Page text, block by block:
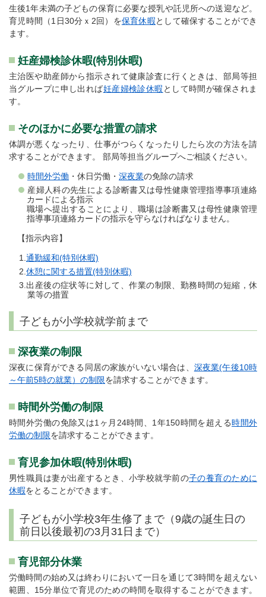
生後1年未満の子どもの保育に必要な授乳や託児所への送迎など。
育児時間（1日30分ｘ2回）を保育休暇として確保することができ
ます。
妊産婦検診休暇(特別休暇)
主治医や助産師から指示されて健康診査に行くときは、部局等担
当グループに申し出れば妊産婦検診休暇 として時間が確保されま
す。
そのほかに必要な措置の請求
体調が悪くなったり、仕事がつらくなったりしたら次の方法を請
求することができます。 部局等担当グループへご相談ください。
時間外労働 ・休日労働・ 深夜業の免除の請求
産婦人科の先生による診断書又は母性健康管理指導事項連絡
カードによる指示
職場へ提出することにより、職場は診断書又は母性健康管理
指導事項連絡カードの指示を守らなければなりません。
【指示内容】
通勤緩和(特別休暇)
休憩に関する措置(特別休暇)
出産後の症状等に対して、作業の制限、勤務時間の短縮，休
業等の措置
子どもが小学校就学前まで
深夜業の制限
深夜に保育ができる同居の家族がいない場合は、 深夜業(午後10時
～午前5時の就業）の制限を請求することができます。
時間外労働の制限
時間外労働の免除又は1ヶ月24時間、1年150時間を超える時間外
労働の制限を請求することができます。
育児参加休暇(特別休暇)
男性職員は妻が出産するとき、小学校就学前の子の養育のために
休暇をとることができます。
子どもが小学校3年生修了まで（9歳の誕生日の
前日以後最初の3月31日まで）
育児部分休業
労働時間の始め又は終わりにおいて一日を通じて3時間を超えない
範囲、15分単位で育児のための時間を取得することができます。